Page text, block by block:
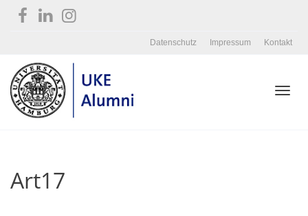
Datenschutz Impressum Kontakt
Art17